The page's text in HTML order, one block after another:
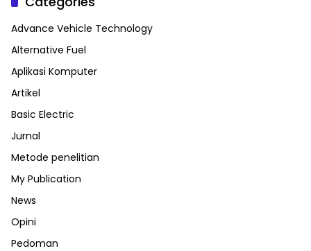
Advance Vehicle Technology
Alternative Fuel
Aplikasi Komputer
Artikel
Basic Electric
Jurnal
Metode penelitian
My Publication
News
Opini
Pedoman